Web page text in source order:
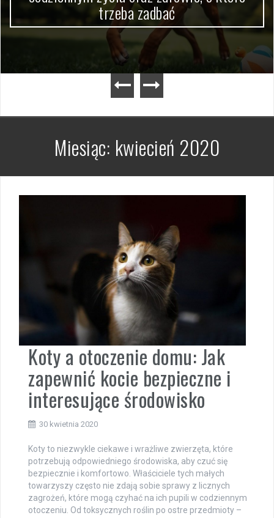
trzeba zadbać
Miesiąc: kwiecień 2020
Koty a otoczenie domu: Jak
zapewnić kocie bezpieczne i
interesujące środowisko
30 kwietnia 2020
Koty to niezwykle ciekawe i wrażliwe zwierzęta, które
potrzebują odpowiedniego środowiska, aby czuć się
bezpiecznie i komfortowo. Właściciele tych małych
towarzyszy często nie zdają sobie sprawy z licznych
zagrożeń, które mogą czyhać na ich pupili w codziennym
otoczeniu. Od toksycznych roślin po ostre przedmioty –